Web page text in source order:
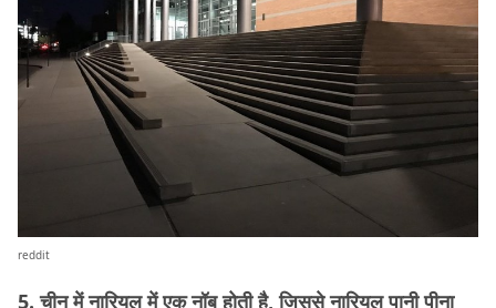
reddit
5. चीन में नारियल में एक नॉब होती है, जिससे नारियल पानी पीना